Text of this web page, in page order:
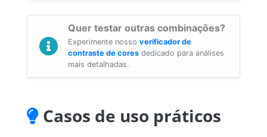
Quer testar outras combinações?
Experimente nosso verificador de
contraste de cores dedicado para análises
mais detalhadas.
Casos de uso práticos